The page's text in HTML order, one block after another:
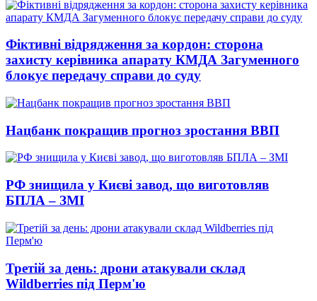
Фіктивні відрядження за кордон: сторона
захисту керівника апарату КМДА Загуменного
блокує передачу справи до суду
Нацбанк покращив прогноз зростання ВВП
РФ знищила у Києві завод, що виготовляв
БПЛА – ЗМІ
Третій за день: дрони атакували склад
Wildberries під Перм'ю